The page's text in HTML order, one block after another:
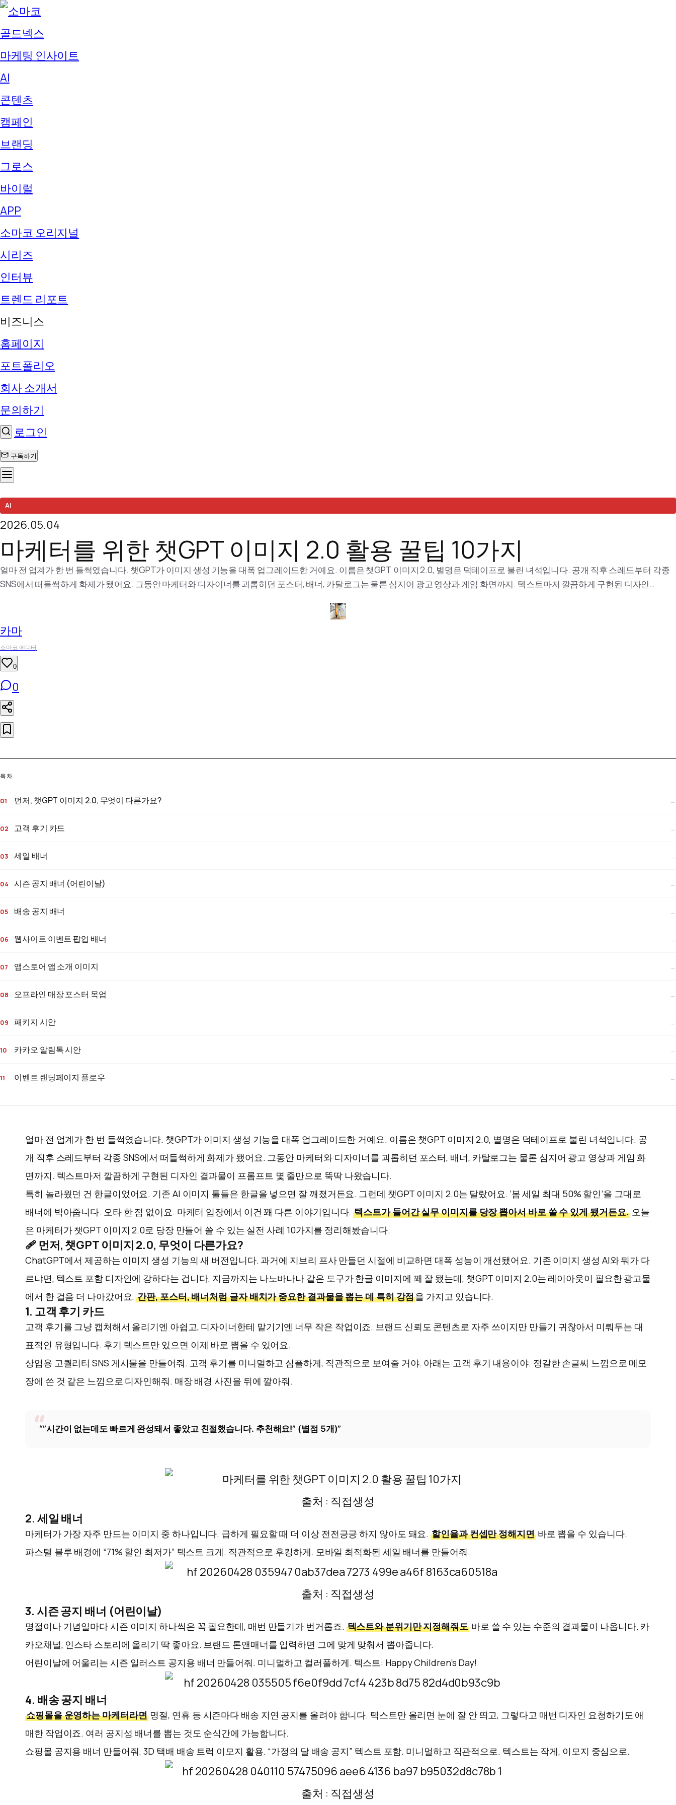
골드넥스
마케팅 인사이트
AI
콘텐츠
캠페인
브랜딩
그로스
바이럴
APP
소마코 오리지널
시리즈
인터뷰
트렌드 리포트
비즈니스
홈페이지
포트폴리오
회사 소개서
문의하기
로그인
구독하기
콘
텐
츠
로
바
가
기
AI
2026.05.04
마케터를 위한 챗GPT 이미지 2.0 활용 꿀팁 10가지
얼마 전 업계가 한 번 들썩였습니다. 챗GPT가 이미지 생성 기능을 대폭 업그레이드한 거예요. 이름은 챗GPT 이미지 2.0, 별명은 덕테이프로 불린 녀석입니다. 공개 직후 스레드부터 각종
SNS에서 떠들썩하게 화제가 됐어요. 그동안 마케터와 디자이너를 괴롭히던 포스터, 배너, 카탈로그는 물론 심지어 광고 영상과 게임 화면까지. 텍스트마저 깔끔하게 구현된 디자인
카마
소마코 에디터
0
0
목차
먼저, 챗GPT 이미지 2.0, 무엇이 다른가요?
고객 후기 카드
세일 배너
시즌 공지 배너 (어린이날)
배송 공지 배너
웹사이트 이벤트 팝업 배너
앱스토어 앱 소개 이미지
오프라인 매장 포스터 목업
패키지 시안
카카오 알림톡 시안
이벤트 랜딩페이지 플로우
얼마 전 업계가 한 번 들썩였습니다. 챗GPT가 이미지 생성 기능을 대폭 업그레이드한 거예요. 이름은 챗GPT 이미지 2.0, 별명은 덕테이프로 불린 녀석입니다. 공
개 직후 스레드부터 각종 SNS에서 떠들썩하게 화제가 됐어요. 그동안 마케터와 디자이너를 괴롭히던 포스터, 배너, 카탈로그는 물론 심지어 광고 영상과 게임 화
면까지. 텍스트마저 깔끔하게 구현된 디자인 결과물이 프롬프트 몇 줄만으로 뚝딱 나왔습니다.
특히 놀라웠던 건 한글이었어요. 기존 AI 이미지 툴들은 한글을 넣으면 잘 깨졌거든요. 그런데 챗GPT 이미지 2.0는 달랐어요. ‘봄 세일 최대 50% 할인’을 그대로
배너에 박아줍니다. 오타 한 점 없이요. 마케터 입장에서 이건 꽤 다른 이야기입니다.텍스트가 들어간 실무 이미지를 당장 뽑아서 바로 쓸 수 있게 됐거든요. 오늘
은 마케터가 챗GPT 이미지 2.0로 당장 만들어 쓸 수 있는 실전 사례 10가지를 정리해봤습니다.
🩹 먼저, 챗GPT 이미지 2.0, 무엇이 다른가요?
ChatGPT에서 제공하는 이미지 생성 기능의 새 버전입니다. 과거에 지브리 프사 만들던 시절에 비교하면 대폭 성능이 개선됐어요. 기존 이미지 생성 AI와 뭐가 다
르냐면, 텍스트 포함 디자인에 강하다는 겁니다. 지금까지는 나노바나나 같은 도구가 한글 이미지에 꽤 잘 됐는데, 챗GPT 이미지 2.0는 레이아웃이 필요한 광고물
에서 한 걸음 더 나아갔어요.간판, 포스터, 배너처럼 글자 배치가 중요한 결과물을 뽑는 데 특히 강점을 가지고 있습니다.
1. 고객 후기 카드
고객 후기를 그냥 캡처해서 올리기엔 아쉽고, 디자이너한테 맡기기엔 너무 작은 작업이죠. 브랜드 신뢰도 콘텐츠로 자주 쓰이지만 만들기 귀찮아서 미뤄두는 대
표적인 유형입니다. 후기 텍스트만 있으면 이제 바로 뽑을 수 있어요.
상업용 고퀄리티 SNS 게시물을 만들어줘. 고객 후기를 미니멀하고 심플하게, 직관적으로 보여줄 거야. 아래는 고객 후기 내용이야. 정갈한 손글씨 느낌으로 메모
장에 쓴 것 같은 느낌으로 디자인해줘. 매장 배경 사진을 뒤에 깔아줘.
“”시간이 없는데도 빠르게 완성돼서 좋았고 친절했습니다. 추천해요!” (별점 5개)”
출처 : 직접생성
2. 세일 배너
마케터가 가장 자주 만드는 이미지 중 하나입니다. 급하게 필요할 때 더 이상 전전긍긍 하지 않아도 돼요.할인율과 컨셉만 정해지면바로 뽑을 수 있습니다.
파스텔 블루 배경에 “71% 할인 최저가” 텍스트 크게. 직관적으로 후킹하게. 모바일 최적화된 세일 배너를 만들어줘.
출처 : 직접생성
3. 시즌 공지 배너 (어린이날)
명절이나 기념일마다 시즌 이미지 하나씩은 꼭 필요한데, 매번 만들기가 번거롭죠. 텍스트와 분위기만 지정해줘도 바로 쓸 수 있는 수준의 결과물이 나옵니다. 카
카오채널, 인스타 스토리에 올리기 딱 좋아요. 브랜드 톤앤매너를 입력하면 그에 맞게 맞춰서 뽑아줍니다.
어린이날에 어울리는 시즌 일러스트 공지용 배너 만들어줘. 미니멀하고 컬러풀하게. 텍스트: Happy Children’s Day!
4. 배송 공지 배너
쇼핑몰을 운영하는 마케터라면명절, 연휴 등 시즌마다 배송 지연 공지를 올려야 합니다. 텍스트만 올리면 눈에 잘 안 띄고, 그렇다고 매번 디자인 요청하기도 애
매한 작업이죠. 여러 공지성 배너를 뽑는 것도 순식간에 가능합니다.
쇼핑몰 공지용 배너 만들어줘. 3D 택배 배송 트럭 이모지 활용. “가정의 달 배송 공지” 텍스트 포함. 미니멀하고 직관적으로. 텍스트는 작게, 이모지 중심으로.
출처 : 직접생성